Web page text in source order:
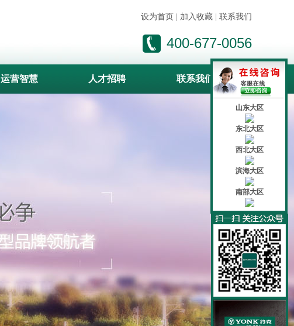
设为首页 加入收藏 联系我们
400-677-0056
运营智慧 人才招聘 联系我们
山东大区
东北大区
西北大区
滨海大区
南部大区